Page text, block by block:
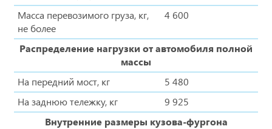
Масса перевозимого груза, кг,
не более
4 600
Распределение нагрузки от автомобиля полной
массы
На передний мост, кг
5 480
На заднюю тележку, кг
9 925
Внутренние размеры кузова-фургона